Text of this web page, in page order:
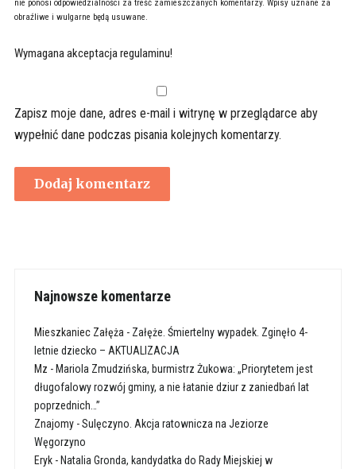
nie ponosi odpowiedzialności za treść zamieszczanych komentarzy. Wpisy uznane za
obraźliwe i wulgarne będą usuwane.
Wymagana akceptacja regulaminu!
Zapisz moje dane, adres e-mail i witrynę w przeglądarce aby
wypełnić dane podczas pisania kolejnych komentarzy.
Najnowsze komentarze
Mieszkaniec Załęża- Załęże. Śmiertelny wypadek. Zginęło 4-
letnie dziecko – AKTUALIZACJA
Mz - Mariola Zmudzińska, burmistrz Żukowa: „Priorytetem jest
długofalowy rozwój gminy, a nie łatanie dziur z zaniedbań lat
poprzednich…”
Znajomy-Sulęczyno. Akcja ratownicza na Jeziorze
Węgorzyno
Eryk- Natalia Gronda, kandydatka do Rady Miejskiej w